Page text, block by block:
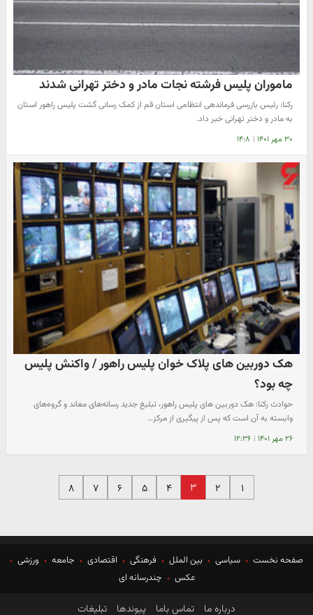
ماموران پلیس فرشته نجات مادر و دختر تهرانی شدند
رکنا: رئیس بازرسی فرماندهی انتظامی استان قم از کمک رسانی گشت پلیس راهور استان
به مادر و دختر تهرانی خبر داد.
۳۰ مهر ۱۴۰۱ | ۱۴:۸
هک دوربین های پلاک خوان پلیس راهور / واکنش پلیس
چه بود؟
حوادث رکنا: هک دوربین های پلیس راهور، تبلیغ جدید رسانه‌های معاند و گروه‌های
وابسته به آن است که پس از پیگیری از مرکز…
۲۶ مهر ۱۴۰۱ | ۱۲:۳۶
۱ ۲ ۳ ۴ ۵ ۶ ۷ ۸
صفحه نخست سیاسی بین الملل فرهنگی اقتصادی جامعه
ورزشی
عکس
چندرسانه ای
درباره ما تماس باما پیوندها تبلیغات